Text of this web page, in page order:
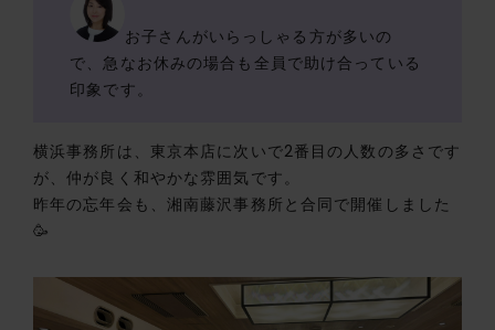
お子さんがいらっしゃる方が多いの
で、急なお休みの場合も全員で助け合っている
印象です。
横浜事務所は、東京本店に次いで2番目の人数の多さです
が、仲が良く和やかな雰囲気です。
昨年の忘年会も、湘南藤沢事務所と合同で開催しました
🥳